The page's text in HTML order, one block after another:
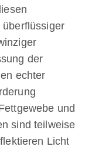
der
echter
und
sind teilweise
Licht